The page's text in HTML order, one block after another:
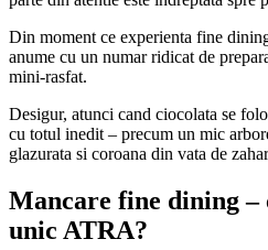
Din moment ce experienta fine
anume cu un numar ridicat de
mini-rasfat.
Desigur, atunci cand ciocolata se
cu totul inedit – precum un mic
glazurata si coroana din vata de
Mancare fine dining –
unic ATRA?